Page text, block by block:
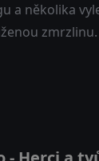
a několika
zmrzlinu.